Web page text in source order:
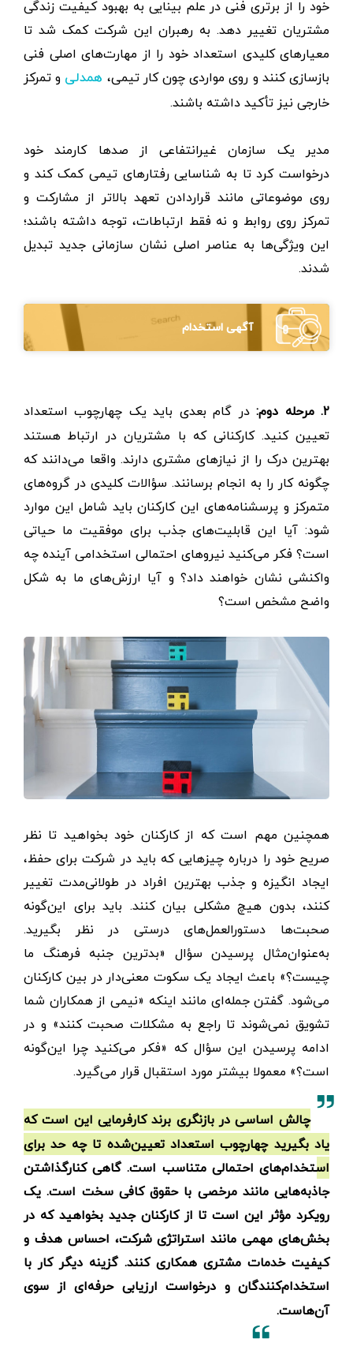
خود را از برتری فنی در علم بینایی به بهبود کیفیت زندگی
مشتریان تغییر دهد. به رهبران این شرکت کمک شد تا
معیارهای کلیدی استعداد خود را از مهارت‌های اصلی فنی
بازسازی کنند و روی مواردی چون کار تیمی، همدلی و تمرکز
خارجی نیز تأکید داشته باشند.
مدیر یک سازمان غیرانتفاعی از صدها کارمند خود
درخواست کرد تا به شناسایی رفتارهای تیمی کمک کند و
روی موضوعاتی مانند قراردادن تعهد بالاتر از مشارکت و
تمرکز روی روابط و نه فقط ارتباطات، توجه داشته باشند؛
این ویژگی‌ها به عناصر اصلی نشان سازمانی جدید تبدیل
شدند.
آگهی استخدام
۲. مرحله دوم:
در گام بعدی باید یک چهارچوب استعداد
تعیین کنید. کارکنانی که با مشتریان در ارتباط هستند
بهترین درک را از نیازهای مشتری دارند. واقعا می‌دانند که
چگونه کار را به انجام برسانند. سؤالات کلیدی در گروه‌های
متمرکز و پرسشنامه‌های این کارکنان باید شامل این موارد
شود: آیا این قابلیت‌های جذب برای موفقیت ما حیاتی
است؟ فکر می‌کنید نیروهای احتمالی استخدامی آینده چه
واکنشی نشان خواهند داد؟ و آیا ارزش‌های ما به شکل
واضح مشخص است؟
همچنین مهم است که از کارکنان خود بخواهید تا نظر
صریح خود را درباره چیزهایی که باید در شرکت برای حفظ،
ایجاد انگیزه و جذب بهترین افراد در طولانی‌مدت تغییر
کنند، بدون هیچ مشکلی بیان کنند. باید برای این‌گونه
صحبت‎‌ها دستورالعمل‌های درستی در نظر بگیرید.
به‌عنوان‌مثال پرسیدن سؤال «بدترین جنبه فرهنگ ما
چیست؟» باعث ایجاد یک سکوت معنی‌دار در بین کارکنان
می‌شود. گفتن جمله‌ای مانند اینکه «نیمی از همکاران شما
تشویق نمی‌شوند تا راجع به مشکلات صحبت کنند» و در
ادامه پرسیدن این سؤال که «فکر می‌کنید چرا این‌گونه
است؟» معمولا بیشتر مورد استقبال قرار می‌گیرد.
چالش اساسی در بازنگری برند کارفرمایی این است که
یاد بگیرید چهارچوب‌ استعداد تعیین‌شده تا چه حد برای
استخدام‌های احتمالی متناسب است. گاهی کنارگذاشتن
جاذبه‌هایی مانند مرخصی با حقوق کافی سخت است. یک
رویکرد مؤثر این است تا از کارکنان جدید بخواهید که در
بخش‌های مهمی مانند استراتژی‌ شرکت، احساس هدف و
کیفیت خدمات مشتری همکاری کنند. گزینه دیگر کار با
استخدام‌کنندگان و درخواست ارزیابی حرفه‌ای از سوی
آن‌هاست.